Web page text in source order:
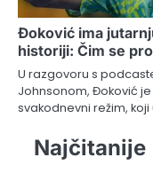
Đoković ima
historiji: Čim se
U razgovoru s
Johnsonom, Đoković
svakodnevni režim,
Najčitanije